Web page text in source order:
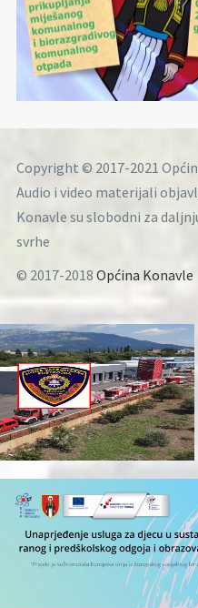
Copyright © 2017-2021
Audio i video materijali
Konavle su slobodni za
svrhe
© 2017-2018 Općina Konavle